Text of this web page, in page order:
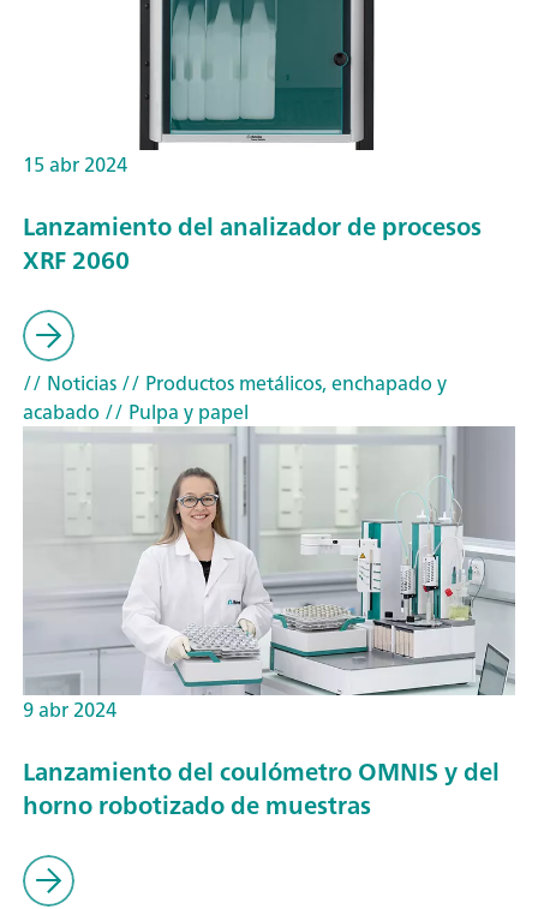
15 abr 2024
Lanzamiento del analizador de procesos
XRF 2060
// Noticias// Productos metálicos, enchapado y
acabado // Pulpa y papel
9 abr 2024
Lanzamiento del coulómetro OMNIS y del
horno robotizado de muestras